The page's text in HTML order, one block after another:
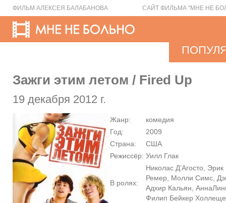
ФИЛЬМ АЛЕКСЕЯ БАЛАБАНОВА САЙТ ФИЛЬМА "МНЕ НЕ
Зажги этим летом / Fired Up
19 декабря 2012 г.
Жанр:
комедия
Год:
2009
Страна:
США
Режиссёр: Уилл Глак
В ролях:
Николас Д’Агосто,
Ремер, Молли Симс,
Адхир Кальян,
Филип Бейкер Холлеще